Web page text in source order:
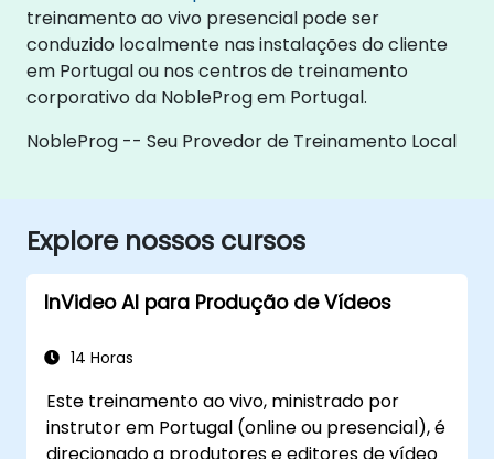
treinamento ao vivo presencial pode ser
conduzido localmente nas instalações do cliente
em Portugal ou nos centros de treinamento
corporativo da NobleProg em Portugal.
NobleProg -- Seu Provedor de Treinamento Local
Explore nossos cursos
InVideo AI para Produção de Vídeos
14 Horas
Este treinamento ao vivo, ministrado por
instrutor em Portugal (online ou presencial), é